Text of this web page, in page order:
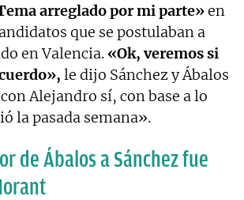
arreglado por mi parte»en
que se postulaban a
en Valencia. «Ok, veremos si
le dijo Sánchez y Ábalos
Alejandro sí, con base a lo
la pasada semana».
de Ábalos a Sánchez fue